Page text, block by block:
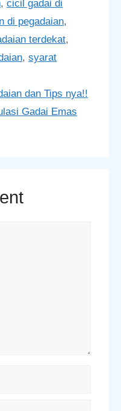
, cicil gadai di
di pegadaian,
terdekat,
, syarat
dan Tips nya!!
Gadai Emas